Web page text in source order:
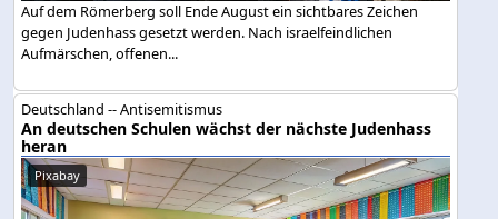
Auf dem Römerberg soll Ende August ein sichtbares Zeichen
gegen Judenhass gesetzt werden. Nach israelfeindlichen
Aufmärschen, offenen...
Deutschland -- Antisemitismus
An deutschen Schulen wächst der nächste Judenhass
heran
Pixabay